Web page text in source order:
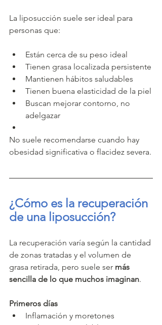
La liposucción suele ser ideal para
personas que:
Están cerca de su peso ideal
Tienen grasa localizada persistente
Mantienen hábitos saludables
Tienen buena elasticidad de la piel
Buscan mejorar contorno, no
adelgazar
No suele recomendarse cuando hay
obesidad significativa o flacidez severa.
¿Cómo es la recuperación
de una liposucción?
La recuperación varía según la cantidad
de zonas tratadas y el volumen de
grasa retirada, pero suele ser más
sencilla de lo que muchos imaginan.
Primeros días
Inflamación y moretones